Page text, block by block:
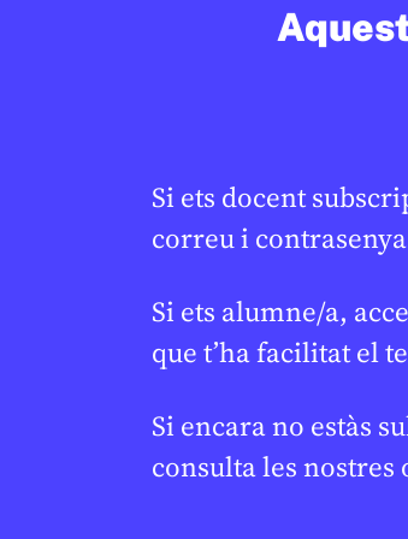
Si ets docent
correu i
Si ets alumne/a,
que t’ha facilitat el
Si encara no estàs
consulta les nostres